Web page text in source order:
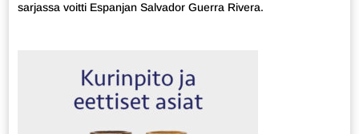
sarjassa voitti Espanjan Salvador Guerra Rivera.